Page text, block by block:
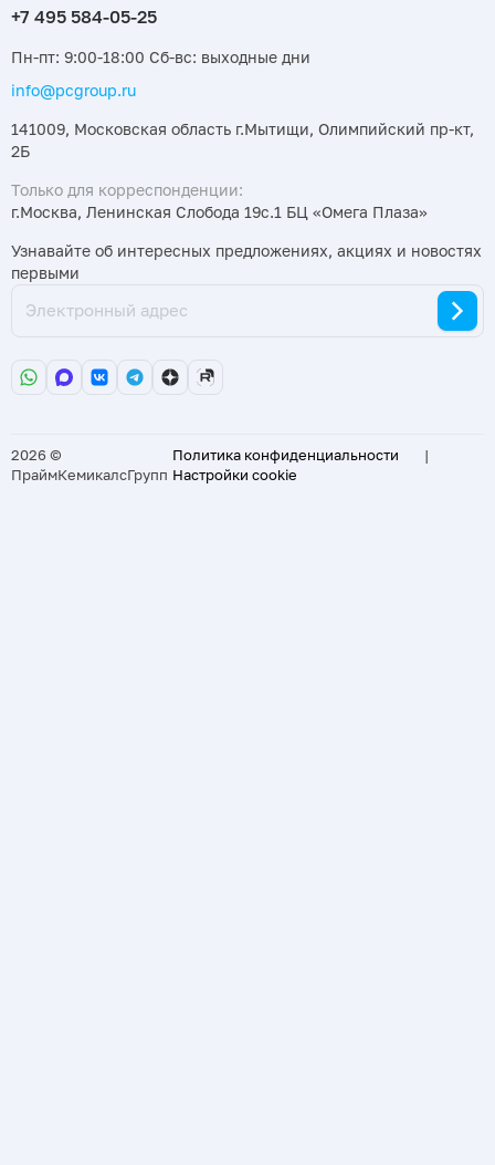
Пн-пт: 9:00-18:00 Сб-вс: выходные дни
info@pcgroup.ru
141009, Московская область г.Мытищи, Олимпийский пр-кт,
2Б
Только для корреспонденции:
г.Москва, Ленинская Слобода 19с.1 БЦ «Омега Плаза»
Узнавайте об интересных предложениях, акциях и новостях
первыми
2026 ©
ПраймКемикалсГрупп
Политика конфиденциальности
|
Настройки cookie